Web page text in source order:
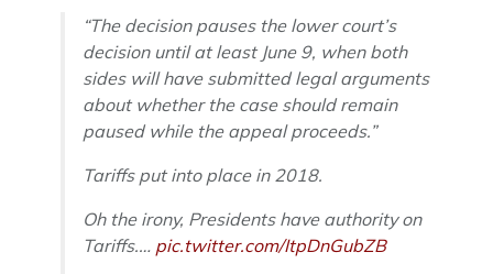
“The decision pauses the lower court’s
decision until at least June 9, when both
sides will have submitted legal arguments
about whether the case should remain
paused while the appeal proceeds.”
Tariffs put into place in 2018.
Oh the irony, Presidents have authority on
Tariffs.… pic.twitter.com/ItpDnGubZB